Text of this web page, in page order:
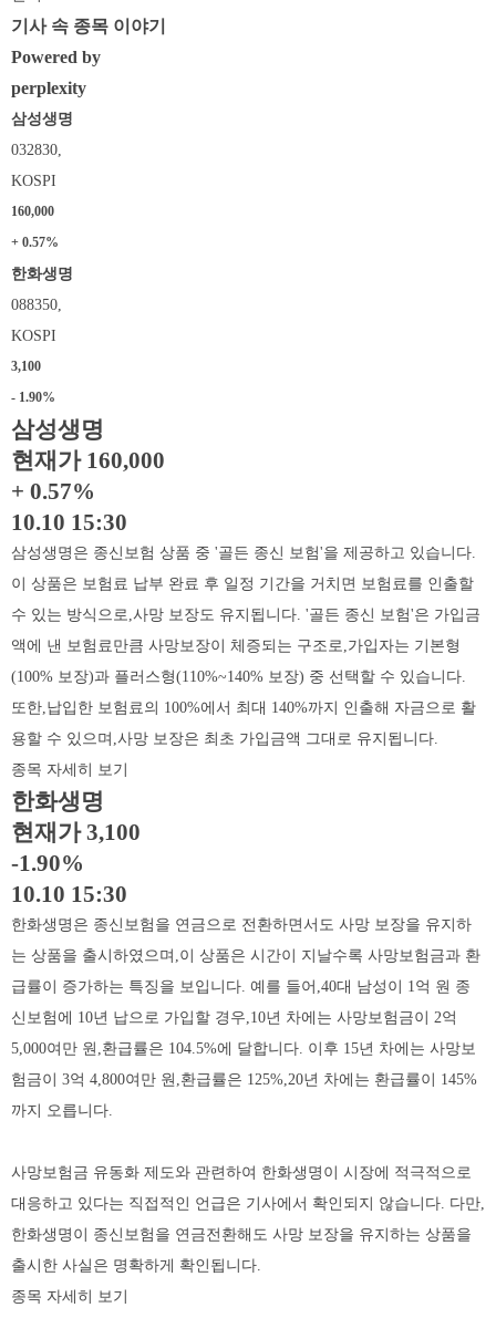
기사 속 종목 이야기
Powered by
perplexity
삼성생명
032830,
KOSPI
160,000
+ 0.57%
한화생명
088350,
KOSPI
3,100
- 1.90%
삼성생명
현재가 160,000
+ 0.57%
10.10 15:30
삼성생명은 종신보험 상품 중 '골든 종신 보험'을 제공하고 있습니다.
이 상품은 보험료 납부 완료 후 일정 기간을 거치면 보험료를 인출할
수 있는 방식으로,사망 보장도 유지됩니다. '골든 종신 보험'은 가입금
액에 낸 보험료만큼 사망보장이 체증되는 구조로,가입자는 기본형
(100% 보장)과 플러스형(110%~140% 보장) 중 선택할 수 있습니다.
또한,납입한 보험료의 100%에서 최대 140%까지 인출해 자금으로 활
용할 수 있으며,사망 보장은 최초 가입금액 그대로 유지됩니다.
종목 자세히 보기
한화생명
현재가 3,100
-1.90%
10.10 15:30
한화생명은 종신보험을 연금으로 전환하면서도 사망 보장을 유지하
는 상품을 출시하였으며,이 상품은 시간이 지날수록 사망보험금과 환
급률이 증가하는 특징을 보입니다. 예를 들어,40대 남성이 1억 원 종
신보험에 10년 납으로 가입할 경우,10년 차에는 사망보험금이 2억
5,000여만 원,환급률은 104.5%에 달합니다. 이후 15년 차에는 사망보
험금이 3억 4,800여만 원,환급률은 125%,20년 차에는 환급률이 145%
까지 오릅니다.
사망보험금 유동화 제도와 관련하여 한화생명이 시장에 적극적으로
대응하고 있다는 직접적인 언급은 기사에서 확인되지 않습니다. 다만,
한화생명이 종신보험을 연금전환해도 사망 보장을 유지하는 상품을
출시한 사실은 명확하게 확인됩니다.
종목 자세히 보기